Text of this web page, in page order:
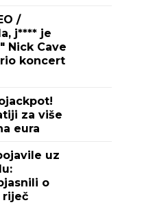
/
j**** je
Nick Cave
koncert
za više
eura
uz
o
riječ